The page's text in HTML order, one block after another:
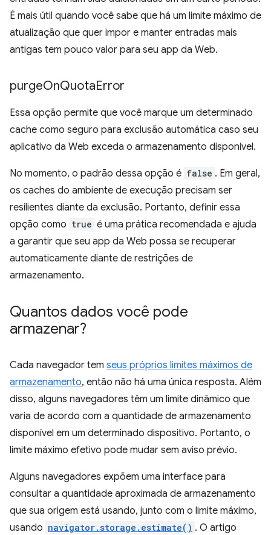
É mais útil quando você sabe que há um limite máximo de
atualização que quer impor e manter entradas mais
antigas tem pouco valor para seu app da Web.
purgeOnQuotaError
Essa opção permite que você marque um determinado
cache como seguro para exclusão automática caso seu
aplicativo da Web exceda o armazenamento disponível.
No momento, o padrão dessa opção é false . Em geral,
os caches do ambiente de execução precisam ser
resilientes diante da exclusão. Portanto, definir essa
opção como true é uma prática recomendada e ajuda
a garantir que seu app da Web possa se recuperar
automaticamente diante de restrições de
armazenamento.
Quantos dados você pode
armazenar?
Cada navegador tem seus próprios limites máximos de
armazenamento, então não há uma única resposta. Além
disso, alguns navegadores têm um limite dinâmico que
varia de acordo com a quantidade de armazenamento
disponível em um determinado dispositivo. Portanto, o
limite máximo efetivo pode mudar sem aviso prévio.
Alguns navegadores expõem uma interface para
consultar a quantidade aproximada de armazenamento
que sua origem está usando, junto com o limite máximo,
usando navigator.storage.estimate() . O artigo